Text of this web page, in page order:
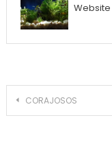
Website
CORAJOSOS